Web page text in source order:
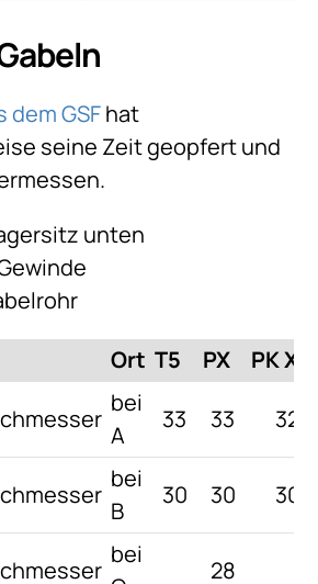
dem GSFhat
seine Zeit geopfert und
unten
Ort T5 PX
PK
bei
A
33 33 32
bei
B
30 30 30
bei
28